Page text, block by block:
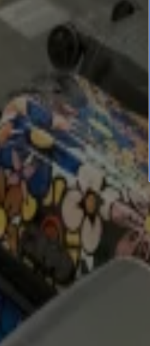
op Schiphol na annuleringen door
vliegtuigen Schiphol raakt op
minder treinen en meer
TUI om reizigers Antillen op te halen
met extra vluchten voor gestrande
dan honderd vluchten door winterweer
van en naar Curaçao, Aruba en Bonaire
vluchten na aanval op Venezuela
Schiphol door winterweer: 'Van 14 naar
op Schiphol na storing bagagesysteem